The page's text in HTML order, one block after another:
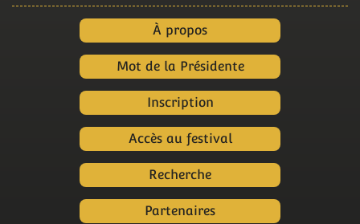
À propos
Mot de la Présidente
Inscription
Accès au festival
Recherche
Partenaires